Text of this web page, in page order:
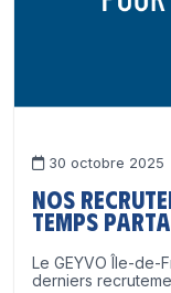
30 octobre
Nos
temps
Le GEYVO Île-de-
derniers